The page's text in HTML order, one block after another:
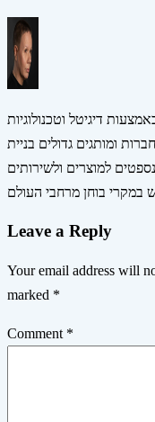
דיגיטל וטכנולוגיות
ומותגים גדולים בניית
למוצרים ולשירותים
במקרי בוחן מרחבי העולם
Leave a Reply
Your email address will
marked *
Comment *